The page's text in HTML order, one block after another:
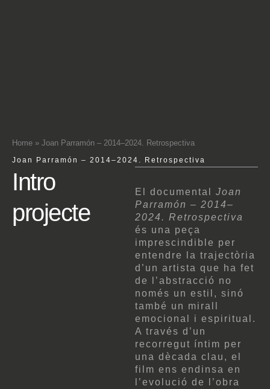
Home » Joan Parramón – 2014–2024. Retrospectiva
Joan Parramón – 2014–2024. Retrospectiva
Intro
projecte
El documental Joan
Parramón – 2014–
2024. Retrospectiva
és una peça
imprescindible per
entendre la trajectòria
d’un artista que ha fet
de l’abstracció no
només un estil, sinó
també un mirall
emocional i espiritual.
A través d’un
recorregut íntim per
una dècada clau, el
film ens endinsa en
l’evolució de l’obra